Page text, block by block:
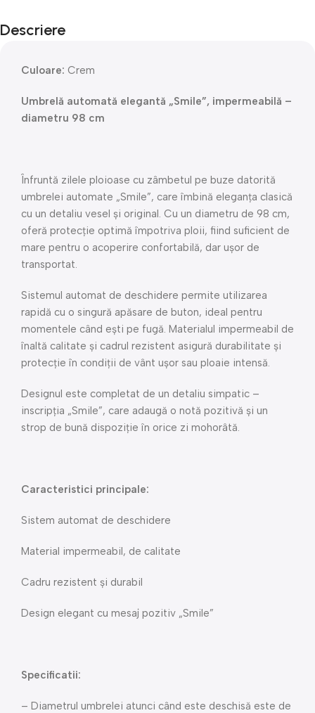
Descriere
Culoare: Crem
Umbrelă automată elegantă „Smile”, impermeabilă –
diametru 98 cm
Înfruntă zilele ploioase cu zâmbetul pe buze datorită
umbrelei automate „Smile”, care îmbină eleganța clasică
cu un detaliu vesel și original. Cu un diametru de 98 cm,
oferă protecție optimă împotriva ploii, fiind suficient de
mare pentru o acoperire confortabilă, dar ușor de
transportat.
Sistemul automat de deschidere permite utilizarea
rapidă cu o singură apăsare de buton, ideal pentru
momentele când ești pe fugă. Materialul impermeabil de
înaltă calitate și cadrul rezistent asigură durabilitate și
protecție în condiții de vânt ușor sau ploaie intensă.
Designul este completat de un detaliu simpatic –
inscripția „Smile”, care adaugă o notă pozitivă și un
strop de bună dispoziție în orice zi mohorâtă.
Caracteristici principale:
Sistem automat de deschidere
Material impermeabil, de calitate
Cadru rezistent și durabil
Design elegant cu mesaj pozitiv „Smile”
Specificatii:
– Diametrul umbrelei atunci când este deschisă este de